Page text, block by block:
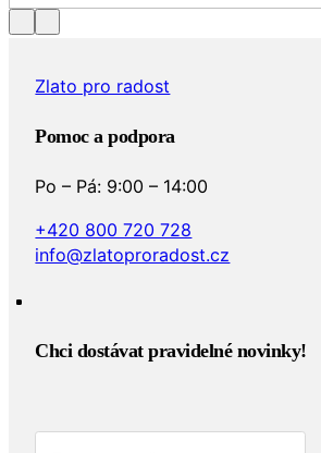
Zlato pro radost
Pomoc a podpora
Po – Pá: 9:00 – 14:00
+420 800 720 728
info@zlatoproradost.cz
Chci dostávat pravidelné novinky!​